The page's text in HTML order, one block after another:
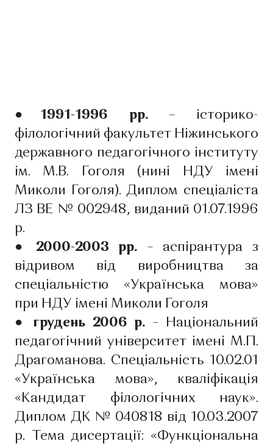
●1991-1996 рр. – історико-
філологічний факультет Ніжинського
державного педагогічного інституту
ім. М.В. Гоголя (нині НДУ імені
Миколи Гоголя). Диплом спеціаліста
ЛЗ ВЕ № 002948, виданий 01.07.1996
р.
● 2000-2003 рр. – аспірантура з
відривом від виробництва за
спеціальністю «Українська мова»
при НДУ імені Миколи Гоголя
● грудень 2006 р. – Національний
педагогічний університет імені М.П.
Драгоманова. Спеціальність 10.02.01
«Українська мова», кваліфікація
«Кандидат філологічних наук».
Диплом ДК № 040818 від 10.03.2007
р. Тема дисертації: «Функціональна